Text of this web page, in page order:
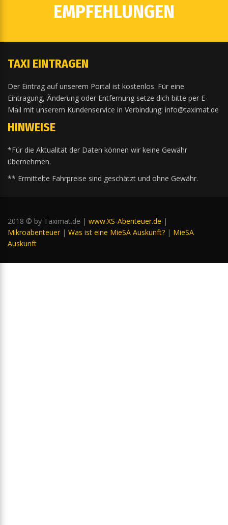
EMPFEHLUNGEN
TAXI EINTRAGEN
Der Eintrag auf unserem Portal ist kostenlos. Für eine
Eintragung, Änderung oder Entfernung setze dich bitte per E-
Mail mit unserem Kundenservice in Verbindung: info@taximat.de
HINWEISE
*Für die Aktualität der Daten können wir keine Gewähr
übernehmen.
** Ermittelte Fahrpreise sind geschätzt und ohne Gewähr.
2018 © by Taximat.de | www.XS-Abenteuer.de |
Mikroabenteuer | Was ist eine MieSA Auskunft? | MieSA
Auskunft